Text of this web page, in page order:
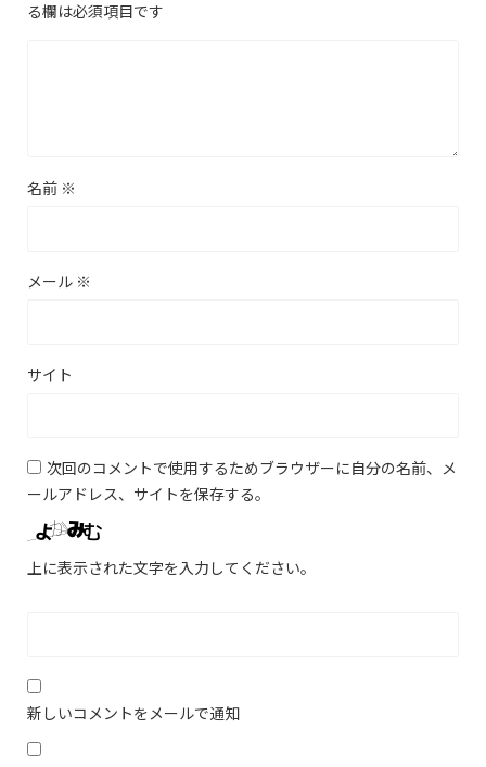
る欄は必須項目です
名前 ※
メール ※
サイト
次回のコメントで使用するためブラウザーに自分の名前、メ
ールアドレス、サイトを保存する。
上に表示された文字を入力してください。
新しいコメントをメールで通知